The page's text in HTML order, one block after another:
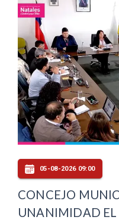
05-08-2026 09:00
CONCEJO
UNANIMIDAD EL